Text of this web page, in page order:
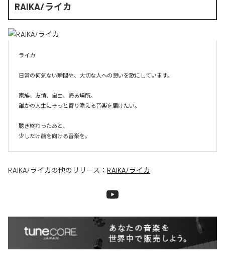
RAIKA/ライカ
ライカ
日常の何気ない瞬間や、大切な人への想いを歌にしています。
家族、友情、自由、帰る場所。
誰かの人生にそっと寄り添える音楽を届けたい。
聴き終わったあと、
少しだけ前を向ける音楽を。
RAIKA/ライカの他のリリース： RAIKA/ライカ